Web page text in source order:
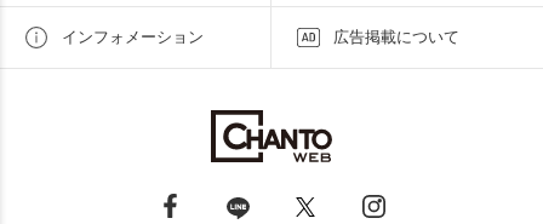
インフォメーション 広告掲載について